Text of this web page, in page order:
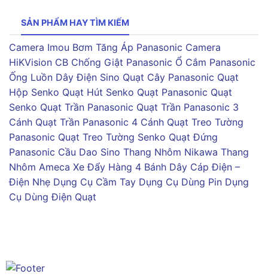
SẢN PHẨM HAY TÌM KIẾM
Camera Imou Bơm Tăng Áp Panasonic Camera
HiKVision CB Chống Giật Panasonic Ổ Cắm Panasonic
Ống Luồn Dây Điện Sino Quạt Cây Panasonic Quạt
Hộp Senko Quạt Hút Senko Quạt Panasonic Quạt
Senko Quạt Trần Panasonic Quạt Trần Panasonic 3
Cánh Quạt Trần Panasonic 4 Cánh Quạt Treo Tường
Panasonic Quạt Treo Tường Senko Quạt Đứng
Panasonic Cầu Dao Sino Thang Nhôm Nikawa Thang
Nhôm Ameca Xe Đẩy Hàng 4 Bánh Dây Cáp Điện –
Điện Nhẹ Dụng Cụ Cầm Tay Dụng Cụ Dùng Pin Dụng
Cụ Dùng Điện Quạt